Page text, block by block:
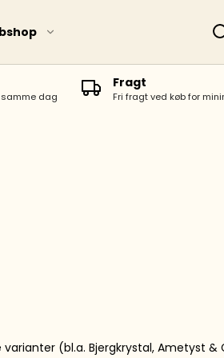
samme dag
Fragt
Fri fragt ved køb for
varianter (bl.a. Bjergkrystal, Ametyst &